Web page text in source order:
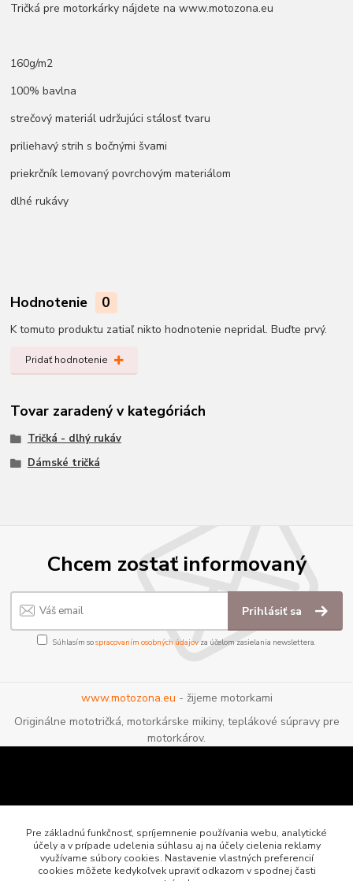
Tričká pre motorkárky nájdete na www.motozona.eu
160g/m2
100% bavlna
strečový materiál udržujúci stálosť tvaru
priliehavý strih s bočnými švami
priekrčník lemovaný povrchovým materiálom
dlhé rukávy
Hodnotenie 0
K tomuto produktu zatiaľ nikto hodnotenie nepridal. Buďte prvý.
Pridať hodnotenie
Tovar zaradený v kategóriách
Tričká - dlhý rukáv
Dámské tričká
Chcem zostať informovaný
Prihlásiť sa
Súhlasím sospracovaním osobných údajov za účelom zasielania newslettera.
www.motozona.eu - žijeme motorkami
Originálne mototričká, motorkárske mikiny, teplákové súpravy pre
motorkárov.
Pre základnú funkčnosť, spríjemnenie používania webu, analytické
účely a v prípade udelenia súhlasu aj na účely cielenia reklamy
využívame súbory cookies. Nastavenie vlastných preferencií
cookies môžete kedykoľvek upraviť odkazom v spodnej časti